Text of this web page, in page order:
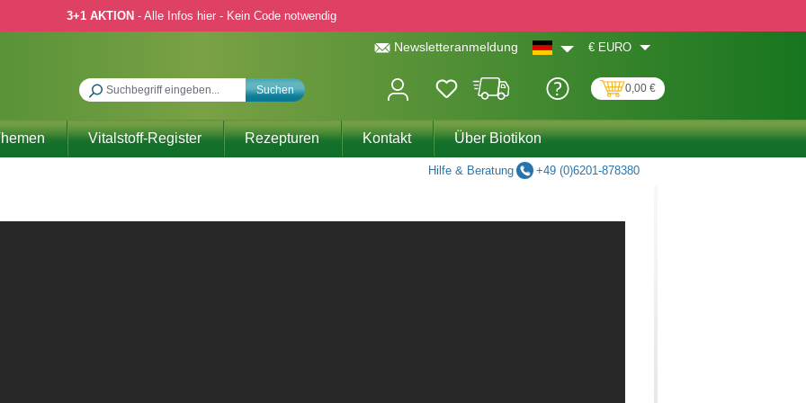
3+1 AKTION - Alle Infos hier - Kein Code notwendig
Newsletteranmeldung € EURO
Suchen 0,00 €
Vitalstoff-Register Rezepturen Kontakt Über Biotikon
Hilfe & Beratung +49 (0)6201-878380